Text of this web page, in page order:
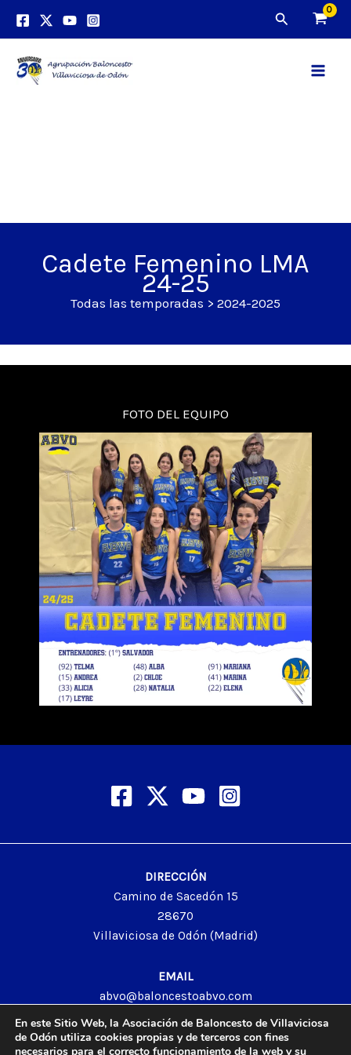
Buscar
Cadete Femenino LMA
24-25
Todas las temporadas > 2024-2025
FOTO DEL EQUIPO
DIRECCIÓN
Camino de Sacedón 15
28670
Villaviciosa de Odón (Madrid)
EMAIL
abvo@baloncestoabvo.com
TELÉFONO
916 657 426
En este Sitio Web, la Asociación de Baloncesto de Villaviciosa
de Odón utiliza cookies propias y de terceros con fines
necesarios para el correcto funcionamiento de la web y su